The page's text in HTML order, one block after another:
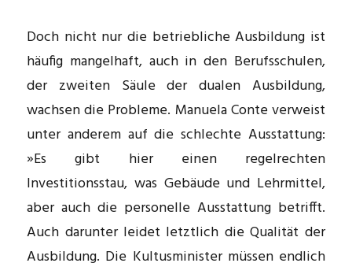
Doch nicht nur die betriebliche Ausbildung ist
häufig mangelhaft, auch in den Berufsschulen,
der zweiten Säule der dualen Ausbildung,
wachsen die Probleme. Manuela Conte verweist
unter anderem auf die schlechte Ausstattung:
»Es gibt hier einen regelrechten
Investitionsstau, was Gebäude und Lehrmittel,
aber auch die personelle Ausstattung betrifft.
Auch darunter leidet letztlich die Qualität der
Ausbildung. Die Kultusminister müssen endlich